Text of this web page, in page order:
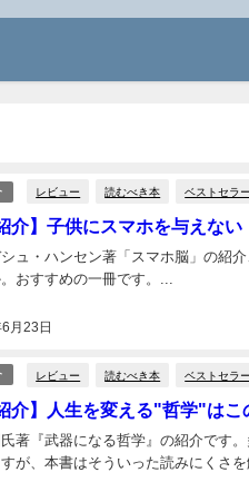
レビュー 読むべき本 ベストセラー
介】子供にスマホを与えない
月23日
ュ・ハンセン著「スマホ脳」の紹
おすすめの一冊です。...
レビュー 読むべき本 ベストセラー
介】人生を変える"哲学"はこ
著『武器になる哲学』の紹介です
が、本書はそういった読みにくさ